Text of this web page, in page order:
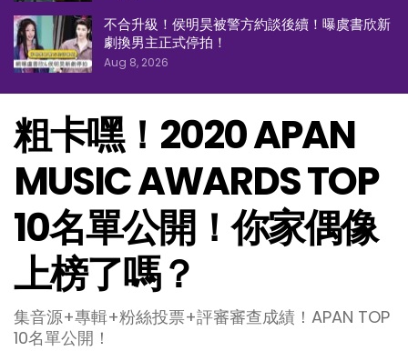
不合升級！侯明昊被警方約談後續！曝虞書欣新
劇換男主正式停拍！
Aug 8, 2026
粗卡嘿！2020 APAN
MUSIC AWARDS TOP
10名單公開！你家偶像
上榜了嗎？
集音源+專輯+粉絲投票+評審審查成績！APAN TOP
10名單公開！